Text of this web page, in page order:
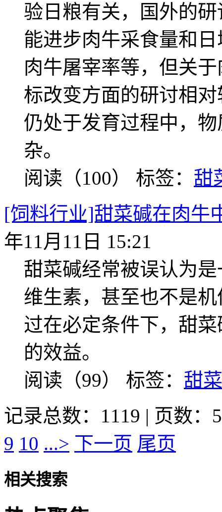
验日粮有关，国外的
能进步肉牛采食量和
肉牛屠宰率等，但关
标改变方面的研讨相
仍处于发育过程中，
杂。
阅读（100） 标签： 甜
[饲料行业]甜菜碱在肉牛
年11月11日 15:21
甜菜碱经常被误认为
维生素，甚至也不是
过在必定条件下，甜
的效益。
阅读（99） 标签： 甜
记录总数：1119 | 页数：
9 10 ...> 下一页 尾页
相关搜索